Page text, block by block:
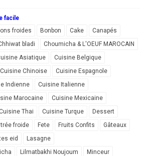
facile
froides Bonbon Cake
Canapés
bladi
Choumicha & L'OEUF MAROCAIN
Asiatique
Cuisine Belgique
Cuisine Chinoise
Cuisine Espagnole
Indienne
Cuisine Italienne
Marocaine
Cuisine Mexicaine
Cuisine Thai Cuisine Turque
Dessert
froide Fete Fruits Confits
Gâteaux
eid
Lasagne
Lilmatbakhi Noujoum
Minceur